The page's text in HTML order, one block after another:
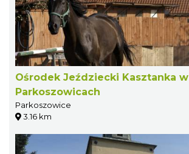
Ośrodek Jeździecki Kasztanka w
Parkoszowicach
Parkoszowice
3.16 km